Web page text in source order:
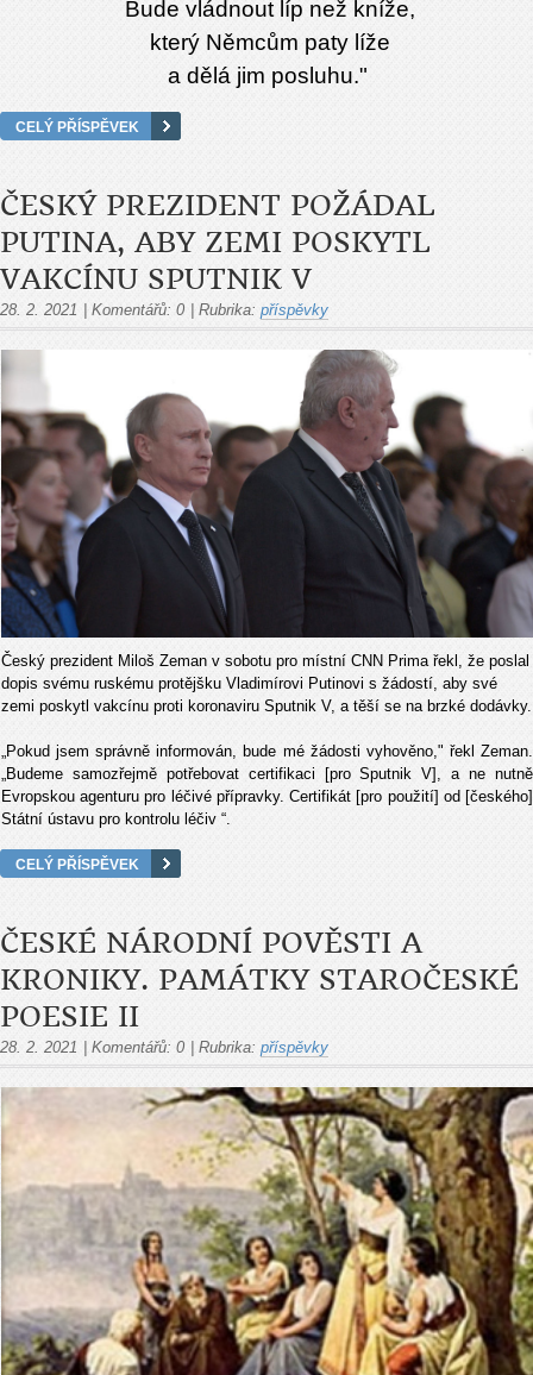
Bude vládnout líp než kníže,
který Němcům paty líže
a dělá jim posluhu."
CELÝ PŘÍSPĚVEK
ČESKÝ PREZIDENT POŽÁDAL
PUTINA, ABY ZEMI POSKYTL
VAKCÍNU SPUTNIK V
28. 2. 2021 Komentářů: 0 Rubrika: příspěvky
Český prezident Miloš Zeman v sobotu pro místní CNN Prima řekl, že poslal
dopis svému ruskému protějšku Vladimírovi Putinovi s žádostí, aby své
zemi poskytl vakcínu proti koronaviru Sputnik V, a těší se na brzké dodávky.
„Pokud jsem správně informován, bude mé žádosti vyhověno," řekl Zeman.
„Budeme samozřejmě potřebovat certifikaci [pro Sputnik V], a ne nutně
Evropskou agenturu pro léčivé přípravky. Certifikát [pro použití] od [českého]
Státní ústavu pro kontrolu léčiv “.
CELÝ PŘÍSPĚVEK
ČESKÉ NÁRODNÍ POVĚSTI A
KRONIKY. PAMÁTKY STAROČESKÉ
POESIE II
28. 2. 2021 Komentářů: 0 Rubrika: příspěvky